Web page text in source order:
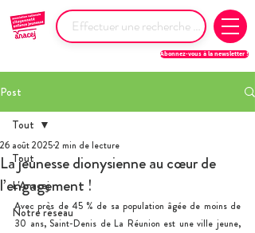
Abonnez-vous à la newsletter !
Post
Tout
L'Anacej
Notre réseau
Tout
La jeunesse dionysienne au cœur de
l’engagement !
26 août 20252 min de lecture
Avec près de 45 % de sa population âgée de moins de
30 ans, Saint-Denis de La Réunion est une ville jeune,